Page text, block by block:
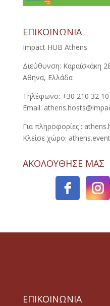
ΕΠΙΚΟΙΝΩΝΙΑ
Impact HUB Athens
Διεύθυνση: Καραϊσκάκη
Αθήνα, Ελλάδα
Τηλέφωνο: +30 210 32 10
Email:
Για πληροφορίες :
Κλείσε χώρο:
ΑΚΟΛΟΥΘΗΣΕ ΜΑΣ
ΕΠΙΚΟΙΝΩΝΙΑ